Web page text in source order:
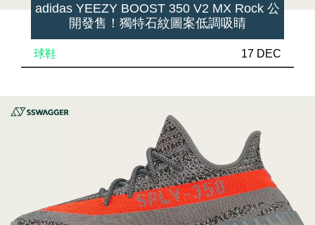
adidas YEEZY BOOST 350 V2 MX Rock 公
開發售！獨特石紋圖案低調吸睛
球鞋 17 DEC